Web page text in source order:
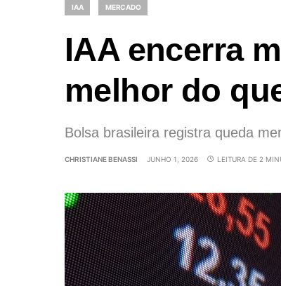
IAA MERCADO
IAA encerra
melhor do
Bolsa brasileira registra queda
CHRISTIANE BENASSI JUNHO 1, 2026 LEITURA DE 2